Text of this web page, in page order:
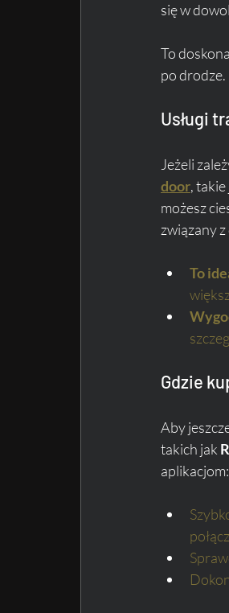
się w
To
po drodze.
Usługi
Jeżeli
door,
możesz
związany
To
Gdzie
Aby
takich jak
aplikacjom: